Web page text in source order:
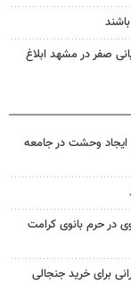
صفر در مشهد ابلاغ
ایجاد وحشت در جامعه
در حرم بانوی کرامت
برای خرید جنجالی